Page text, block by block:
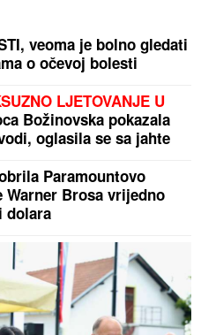
veoma je bolno gledati
o očevoj bolesti
LJETOVANJE U
Božinovska pokazala
oglasila se sa jahte
Paramountovo
Warner Brosa vrijedno
dolara